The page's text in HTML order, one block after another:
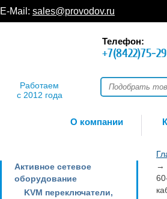
E-Mail: sales@provodov.ru
Работаем
с 2012 года
Телефон:
+7(8422)75-
О компании
Активное сетевое
оборудование
KVM переключатели,
→